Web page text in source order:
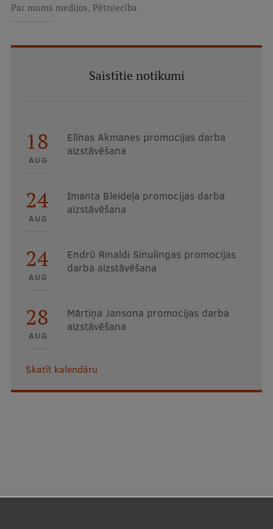
Par mums medijos, Pētniecība
Saistītie notikumi
18
AUG
Elīnas Akmanes promocijas darba
aizstāvēšana
24
AUG
Imanta Bleideļa promocijas darba
aizstāvēšana
24
AUG
Endrū Rinaldi Sinulingas promocijas
darba aizstāvēšana
28
AUG
Mārtiņa Jansona promocijas darba
aizstāvēšana
Skatīt kalendāru